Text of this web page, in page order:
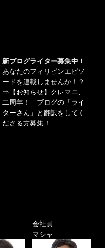
新ブログライター募集中！
あなたのフィリピンエピソ
ードを連載しませんか！？
⇒ 【お知らせ】クレマニ、
二周年！ ブログの「ライ
ターさん」と翻訳をしてく
ださる方募集！
会社員
マシャ